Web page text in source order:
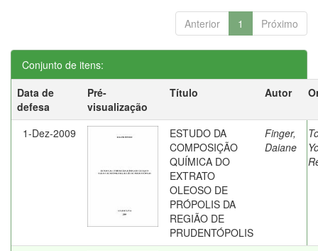
Anterior 1 Próximo
Conjunto de itens:
Data de
defesa
Pré-
visualização
Título Autor
1-Dez-2009
ESTUDO DA
COMPOSIÇÃO
QUÍMICA DO
EXTRATO
OLEOSO DE
PRÓPOLIS DA
REGIÃO DE
PRUDENTÓPOLIS
Finger,
Daiane